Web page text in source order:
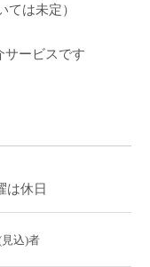
ては未定）
ービスです
は休日
込)者